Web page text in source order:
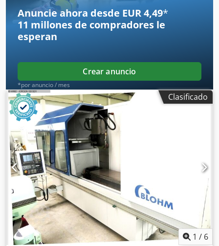
Anuncie ahora desde EUR 4,49*
11 millones de compradores le
esperan
Crear anuncio
*por anuncio / mes
Clasificado
1 / 6